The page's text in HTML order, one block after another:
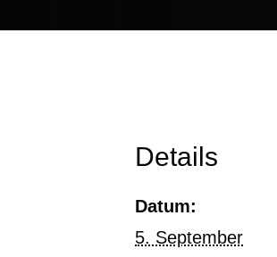
Details
Datum:
5. September